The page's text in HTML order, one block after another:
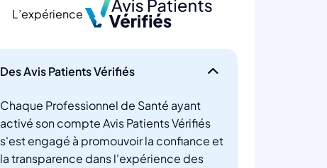
L’expérience
Des Avis Patients Vérifiés
Chaque Professionnel de Santé ayant
activé son compte Avis Patients Vérifiés
s'est engagé à promouvoir la confiance et
la transparence dans l'expérience des